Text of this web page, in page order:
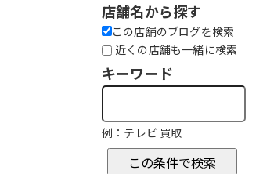
店舗名から探す
この店舗のブログを検索
近くの店舗も一緒に検索
キーワード
例：テレビ 買取
この条件で検索